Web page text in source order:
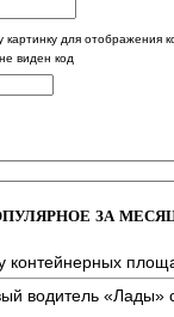
виден код
ЗА
контейнерных
водитель «Лады»